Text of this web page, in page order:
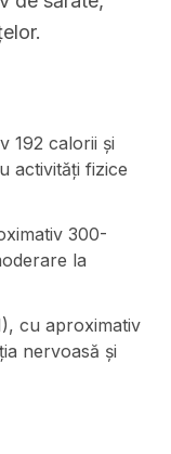
192 calorii și
activități fizice
300-
la
cu aproximativ
nervoasă și